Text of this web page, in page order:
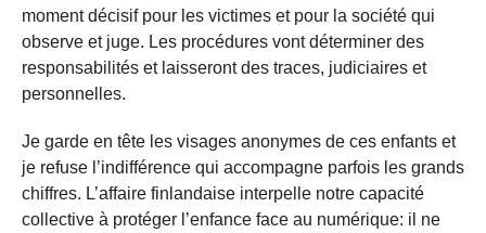
moment décisif pour les victimes et pour la société qui
observe et juge. Les procédures vont déterminer des
responsabilités et laisseront des traces, judiciaires et
personnelles.
Je garde en tête les visages anonymes de ces enfants et
je refuse l’indifférence qui accompagne parfois les grands
chiffres. L’affaire finlandaise interpelle notre capacité
collective à protéger l’enfance face au numérique: il ne